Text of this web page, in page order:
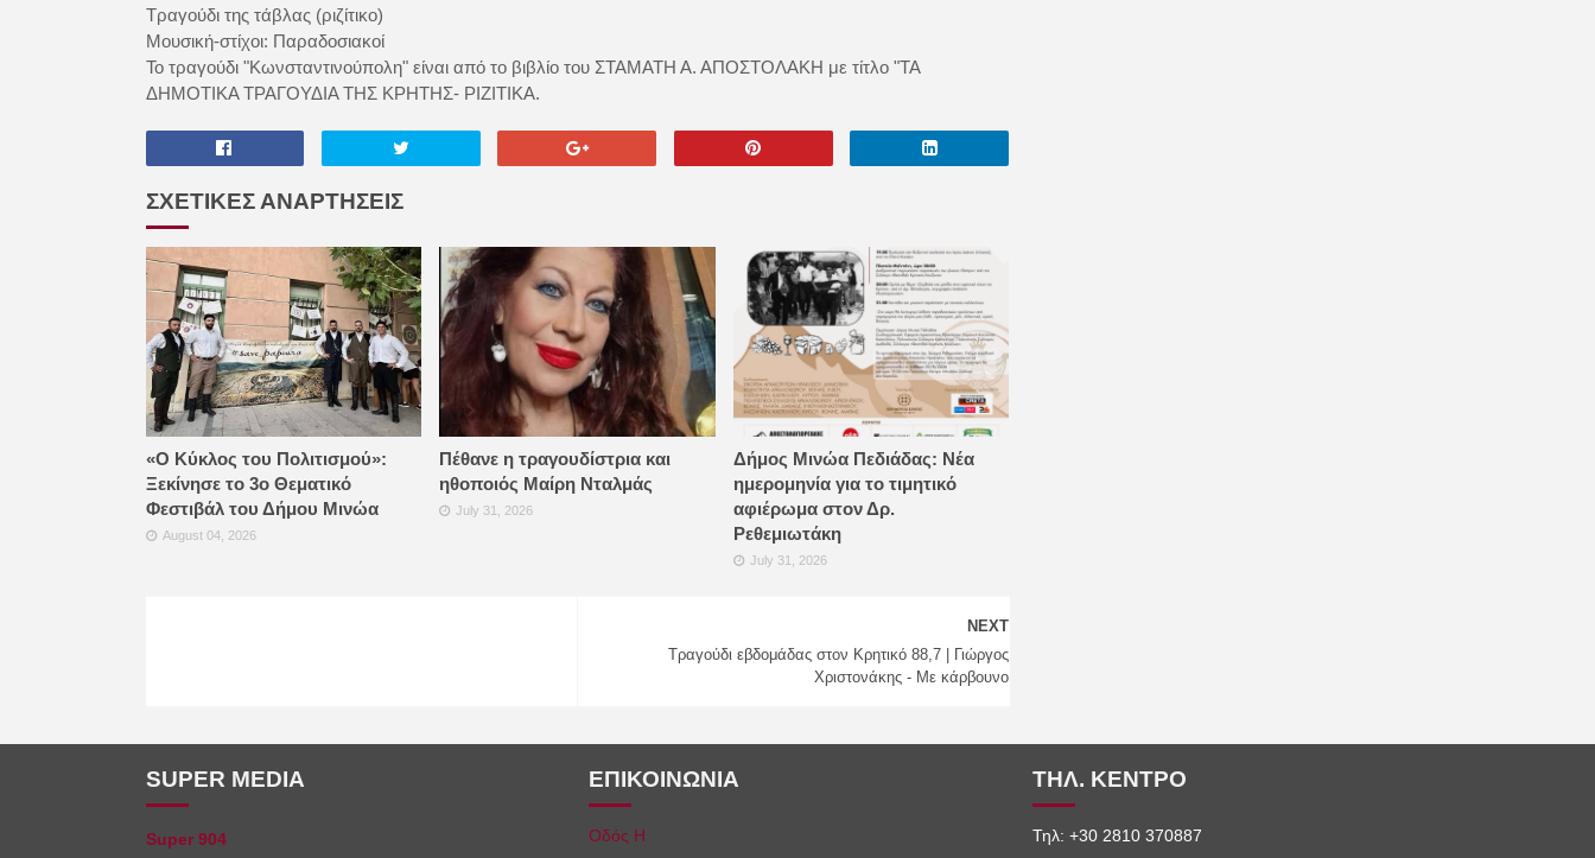
Τραγούδι της τάβλας (ριζίτικο)
Μουσική-στίχοι: Παραδοσιακοί
Το τραγούδι "Κωνσταντινούπολη" είναι από το βιβλίο του ΣΤΑΜΑΤΗ Α. ΑΠΟΣΤΟΛΑΚΗ με τίτλο "ΤΑ
ΔΗΜΟΤΙΚΑ ΤΡΑΓΟΥΔΙΑ ΤΗΣ ΚΡΗΤΗΣ- ΡΙΖΙΤΙΚΑ.
ΣΧΕΤΙΚΕΣ ΑΝΑΡΤΗΣΕΙΣ
«Ο Κύκλος του Πολιτισμού»:
Ξεκίνησε το 3ο Θεματικό
Φεστιβάλ του Δήμου Μινώα
August 04, 2026
Πέθανε η τραγουδίστρια και
ηθοποιός Μαίρη Νταλμάς
July 31, 2026
Δήμος Μινώα Πεδιάδας: Νέα
ημερομηνία για το τιμητικό
αφιέρωμα στον Δρ.
Ρεθεμιωτάκη
July 31, 2026
NEXT
Τραγούδι εβδομάδας στον Κρητικό 88,7 | Γιώργος
Χριστονάκης - Με κάρβουνο
SUPER MEDIA
Super 904
ΕΠΙΚΟΙΝΩΝΙΑ
Οδός Η
ΤΗΛ. ΚΕΝΤΡΟ
Τηλ: +30 2810 370887